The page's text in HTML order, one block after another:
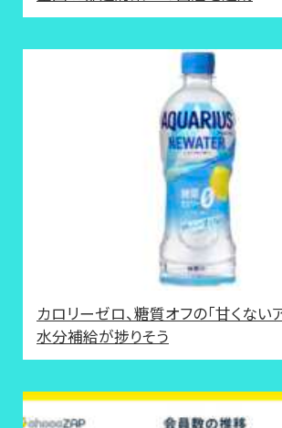
カロリーゼロ、糖質オフの「甘くないア
水分補給が捗りそう